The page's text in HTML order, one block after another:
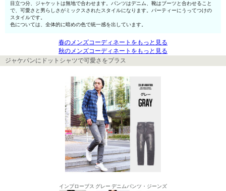
目立つ分、ジャケットは無地で合わせます。パンツはデニム、靴はブーツと合わせること
で、可愛さと男らしさがミックスされたスタイルになります。パーティーにうってつけの
スタイルです。
色については、全体的に暗めの色で統一感を出しています。
春のメンズコーディネートをもっと見る
秋のメンズコーディネートをもっと見る
ジャケパンにドットシャツで可愛さをプラス
インプローブス グレー デニムパンツ・ジーンズ